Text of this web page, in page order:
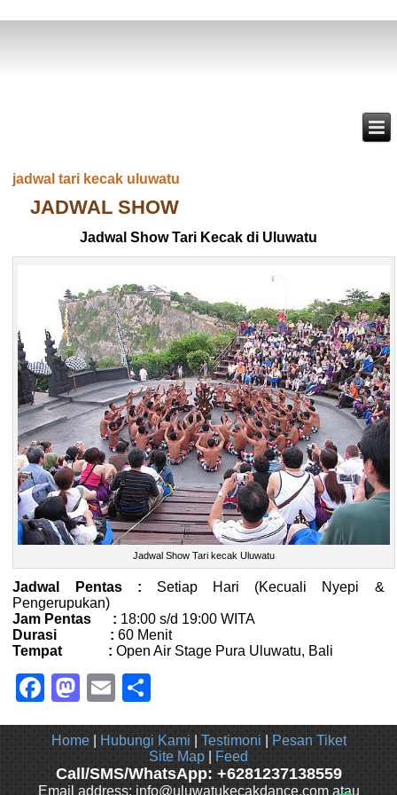
jadwal tari kecak uluwatu
JADWAL SHOW
Jadwal Show Tari Kecak di Uluwatu
Jadwal Show Tari kecak Uluwatu
Jadwal Pentas : Setiap Hari (Kecuali Nyepi &
Pengerupukan)
Jam Pentas : 18:00 s/d 19:00 WITA
Durasi : 60 Menit
Tempat : Open Air Stage Pura Uluwatu, Bali
Facebook
Mastodon
Email
Home| Hubungi Kami Testimoni
Pesan Tiket
Site Map
Feed
Call/SMS/WhatsApp: +6281237138559
Email address: info@uluwatukecakdance.com atau